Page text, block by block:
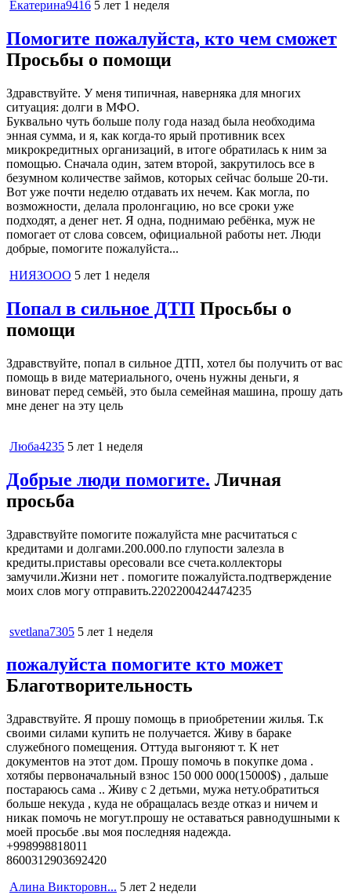
Екатерина9416 5 лет 1 неделя
Помогите пожалуйста, кто чем сможет
Просьбы о помощи
Здравствуйте. У меня типичная, наверняка для многих
ситуация: долги в МФО.
Буквально чуть больше полу года назад была необходима
энная сумма, и я, как когда-то ярый противник всех
микрокредитных организаций, в итоге обратилась к ним за
помощью. Сначала один, затем второй, закрутилось все в
безумном количестве займов, которых сейчас больше 20-ти.
Вот уже почти неделю отдавать их нечем. Как могла, по
возможности, делала пролонгацию, но все сроки уже
подходят, а денег нет. Я одна, поднимаю ребёнка, муж не
помогает от слова совсем, официальной работы нет. Люди
добрые, помогите пожалуйста...
НИЯЗООО 5 лет 1 неделя
Попал в сильное ДТП Просьбы о
помощи
Здравствуйте, попал в сильное ДТП, хотел бы получить от вас
помощь в виде материального, очень нужны деньги, я
виноват перед семьёй, это была семейная машина, прошу дать
мне денег на эту цель
Люба4235 5 лет 1 неделя
Добрые люди помогите. Личная
просьба
Здравствуйте помогите пожалуйста мне расчитаться с
кредитами и долгами.200.000.по глупости залезла в
кредиты.приставы оресовали все счета.коллекторы
замучили.Жизни нет . помогите пожалуйста.подтверждение
моих слов могу отправить.2202200424474235
svetlana7305 5 лет 1 неделя
пожалуйста помогите кто может
Благотворительность
Здравствуйте. Я прошу помощь в приобретении жилья. Т.к
своими силами купить не получается. Живу в бараке
служебного помещения. Оттуда выгоняют т. К нет
документов на этот дом. Прошу помочь в покупке дома .
хотябы первоначальный взнос 150 000 000(15000$) , дальше
постараюсь сама .. Живу с 2 детьми, мужа нету.обратиться
больше некуда , куда не обращалась везде отказ и ничем и
никак помочь не могут.прошу не оставаться равнодушными к
моей просьбе .вы моя последняя надежда.
+998998818011
8600312903692420
Алина Викторовн... 5 лет 2 недели